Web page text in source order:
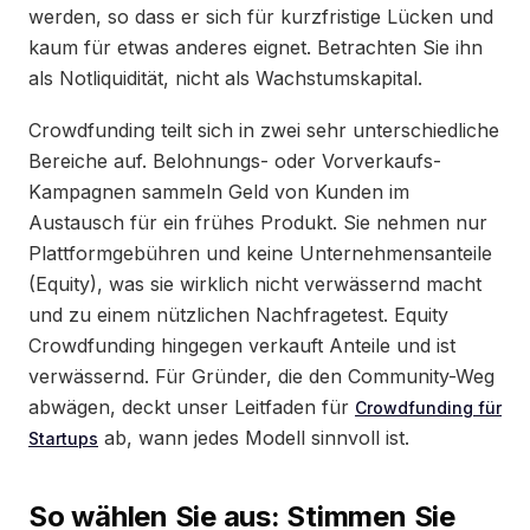
werden, so dass er sich für kurzfristige Lücken und
kaum für etwas anderes eignet. Betrachten Sie ihn
als Notliquidität, nicht als Wachstumskapital.
Crowdfunding teilt sich in zwei sehr unterschiedliche
Bereiche auf. Belohnungs- oder Vorverkaufs-
Kampagnen sammeln Geld von Kunden im
Austausch für ein frühes Produkt. Sie nehmen nur
Plattformgebühren und keine Unternehmensanteile
(Equity), was sie wirklich nicht verwässernd macht
und zu einem nützlichen Nachfragetest. Equity
Crowdfunding hingegen verkauft Anteile und ist
verwässernd. Für Gründer, die den Community-Weg
abwägen, deckt unser Leitfaden für Crowdfunding für
Startups ab, wann jedes Modell sinnvoll ist.
So wählen Sie aus: Stimmen Sie